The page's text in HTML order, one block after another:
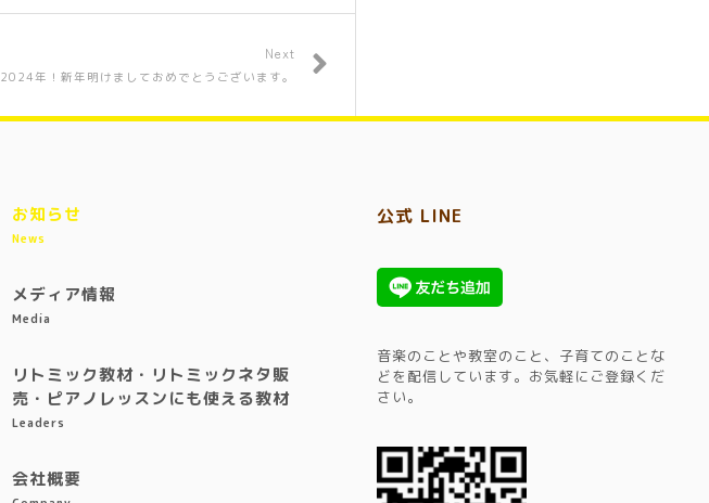
Next
2024年！新年明けましておめでとうございます。
お知らせ
News
メディア情報
Media
リトミック教材・リトミックネタ販
売・ピアノレッスンにも使える教材
Leaders
会社概要
公式 LINE
音楽のことや教室のこと、子育てのことな
どを配信しています。​お気軽にご登録くだ
さい。